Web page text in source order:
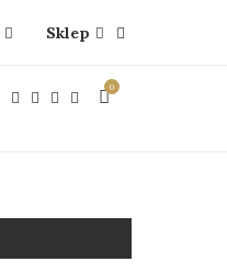
Sklep
0